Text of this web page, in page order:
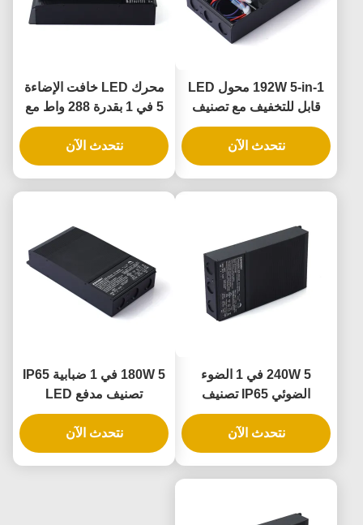
192W 5-in-1 محول LED
قابل للتخفيف مع تصنيف
IP65 لتطبيقات التخفيف
العالمي للمرحلة
نتحدث الآن
محرك LED خافت الإضاءة
5 في 1 بقدرة 288 واط مع
تصنيف IP65 لتطبيقات
الإضاءة العامة
نتحدث الآن
240W 5 في 1 الضوء
الضوئي IP65 تصنيف
مصابيح LED سائق ومصدر
الطاقة LED الضوئينتحدث الآن
180W 5 في 1 ضبابية IP65
تصنيف مدفع LED
لتطبيقات الإضاءة الخارجية
والداخلية
نتحدث الآن